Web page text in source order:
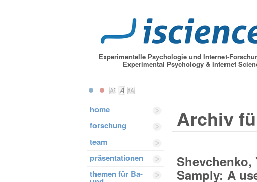
Experimentelle Psychologie und Internet-
Experimental Psychology & Internet
home
forschung
team
präsentationen
themen für Ba-
Archiv
Shevchenko,
Samply: A